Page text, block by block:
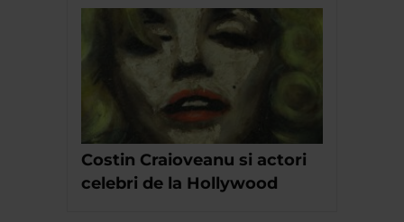
Costin Craioveanu si actori
celebri de la Hollywood